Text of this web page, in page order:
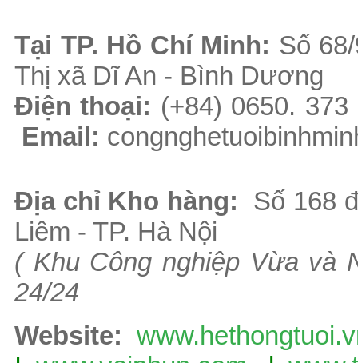
Tại TP. Hồ Chí Minh: Số
Thị xã Dĩ An - Bình Dương
Điện thoại: (+84) 0650.
Email:
Địa chỉ Kho hàng: Số 168
Liêm - TP. Hà Nội
( Khu Công nghiệp Vừa và
24/24
Website: